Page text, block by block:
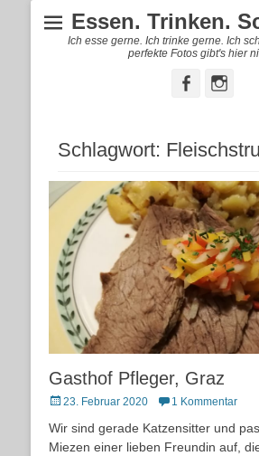
Essen. Trinken.
Ich esse gerne. Ich trinke gerne. Ich
perfekte Fotos gibt's hier
Facebook
Schlagwort:
Gasthof Pfleger, Graz
Posted23. Februar 2020 1 Kommentar
Wir sind gerade Katzensitter und
Miezen einer lieben Freundin auf,